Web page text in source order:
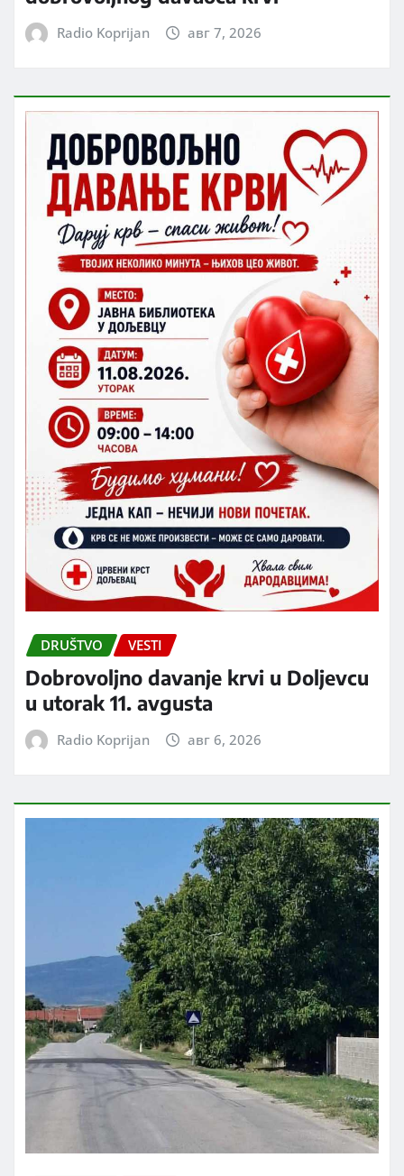
Radio Koprijan авг 7, 2026
DRUŠTVO VESTI
Dobrovoljno davanje krvi u Doljevcu
u utorak 11. avgusta
Radio Koprijan авг 6, 2026